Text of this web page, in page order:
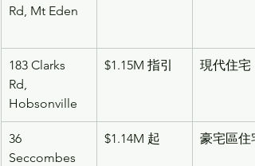
Rd, Mt Eden
183 Clarks
Rd,
Hobsonville
$1.15M 指引 現代住宅
36
Seccombes
$1.14M 起 豪宅區住